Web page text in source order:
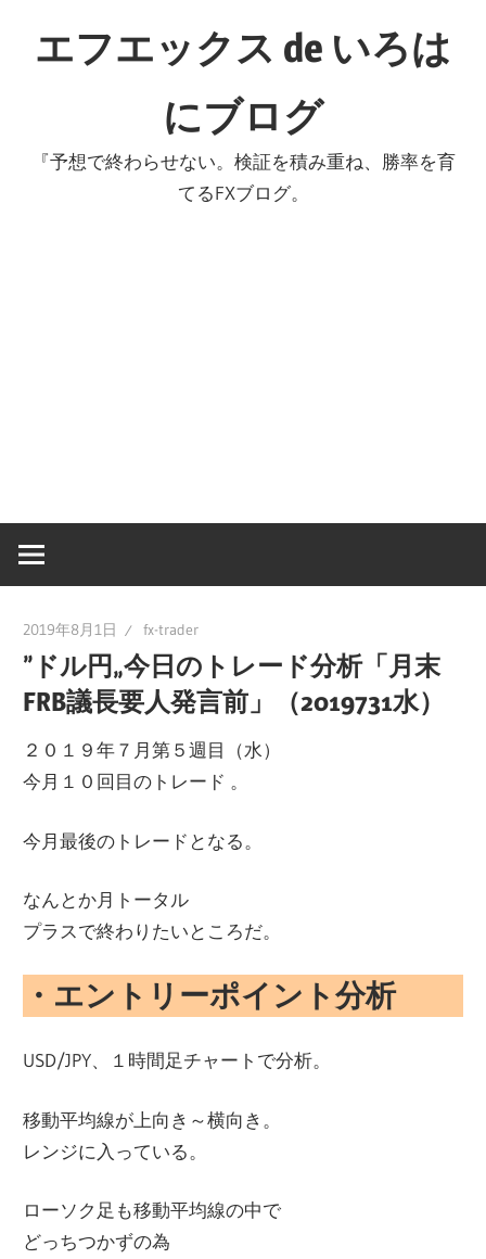
エフエックス de いろは
にブログ
『予想で終わらせない。検証を積み重ね、勝率を育
てるFXブログ。
2019年8月1日 fx-trader
”ドル円„今日のトレード分析「月末
FRB議長要人発言前」（2019731水）
２０１９年７月第５週目（水）
今月１０回目のトレード 。
今月最後のトレードとなる。
なんとか月トータル
プラスで終わりたいところだ。
・エントリーポイント分析
USD/JPY、１時間足チャートで分析。
移動平均線が上向き～横向き。
レンジに入っている。
ローソク足も移動平均線の中で
どっちつかずの為